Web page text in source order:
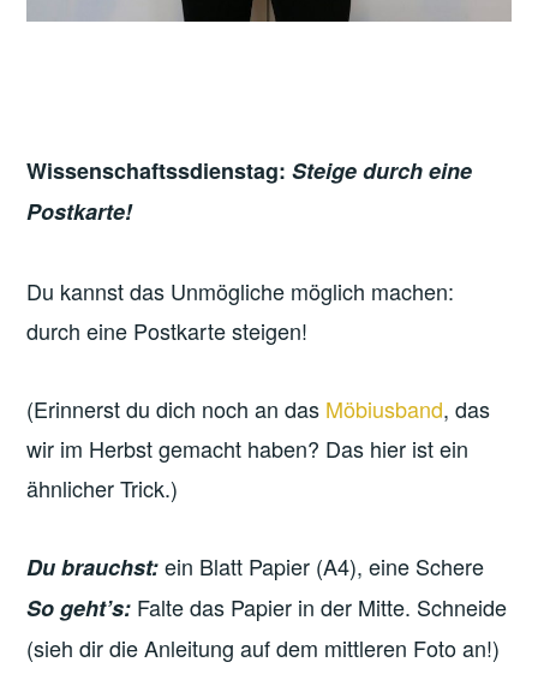
Wissenschaftssdienstag:Steige durch eine
Postkarte!
Du kannst das Unmögliche möglich machen:
durch eine Postkarte steigen!
(Erinnerst du dich noch an das Möbiusband, das
wir im Herbst gemacht haben? Das hier ist ein
ähnlicher Trick.)
Du brauchst:ein Blatt Papier (A4), eine Schere
So geht’s: Falte das Papier in der Mitte. Schneide
(sieh dir die Anleitung auf dem mittleren Foto an!)